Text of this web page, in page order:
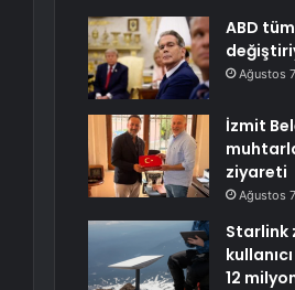
ABD
Ağustos
İzmit
ziyareti
Ağustos
Starlink
12